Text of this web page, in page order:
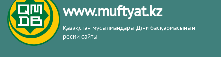
www.muftyat.kz
Қазақстан мұсылмандары Діни басқармасының
ресми сайты